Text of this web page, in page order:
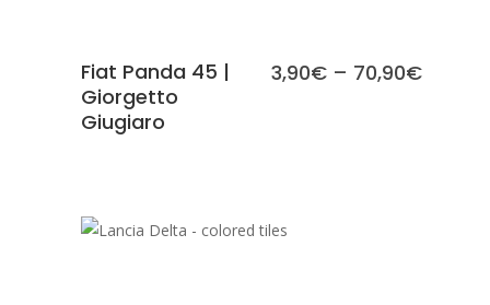
Fiat Panda 45 |
Giorgetto
Giugiaro
3,90€ – 70,90€
SCEGLI